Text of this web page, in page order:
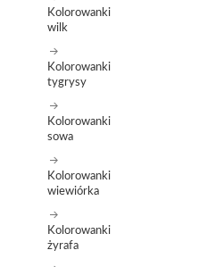
Kolorowanki
wilk
Kolorowanki
tygrysy
Kolorowanki
sowa
Kolorowanki
wiewiórka
Kolorowanki
żyrafa